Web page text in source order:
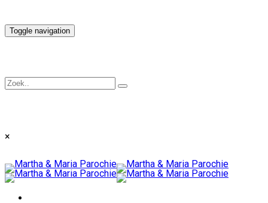
Toggle navigation
×